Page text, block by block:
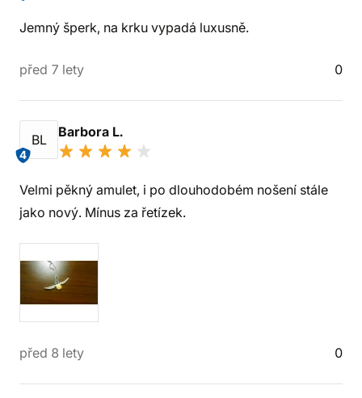
Jemný šperk, na krku vypadá luxusně.
před 7 lety 0
BL
4
Barbora L.
Velmi pěkný amulet, i po dlouhodobém nošení stále
jako nový. Mínus za řetízek.
před 8 lety 0